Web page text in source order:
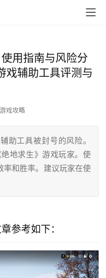
用指南与风险分
戏辅助工具评测与
游戏攻略
助工具被封号的风险。
地求生》游戏玩家。使
率和胜率。建议玩家在使
参考如下：